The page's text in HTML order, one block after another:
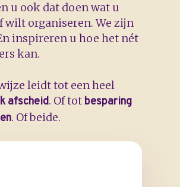
u ook dat doen wat u
wilt organiseren. We zijn
inspireren u hoe het nét
kan.
leidt tot een heel
afscheid. Of tot besparing
. Of beide.
Uitvaartkosten
Uitvaartlocatie
Groene